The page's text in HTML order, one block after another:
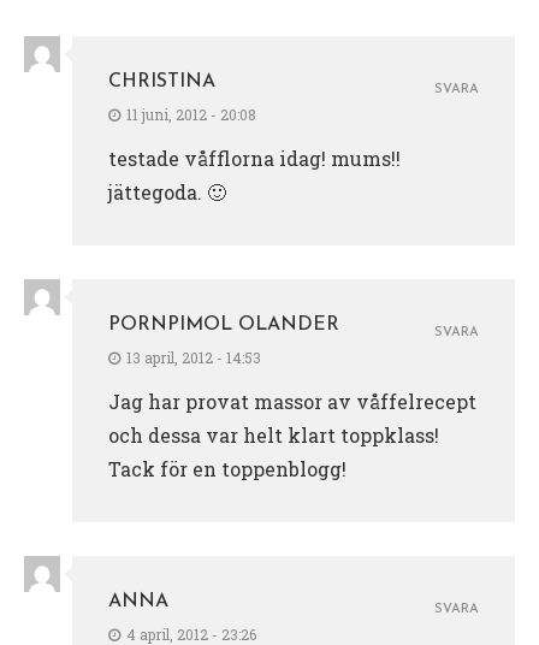
CHRISTINA
11 juni, 2012 - 20:08
testade våfflorna idag! mums!!
jättegoda. 🙂
SVARA
PORNPIMOL OLANDER
13 april, 2012 - 14:53
Jag har provat massor av våffelrecept
och dessa var helt klart toppklass!
Tack för en toppenblogg!
SVARA
ANNA
4 april, 2012 - 23:26
SVARA